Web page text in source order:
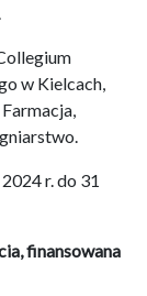
w Kielcach,
r. do 31
finansowana